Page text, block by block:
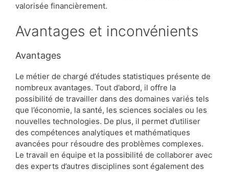
valorisée financièrement.
Avantages et inconvénients
Avantages
Le métier de chargé d’études statistiques présente de
nombreux avantages. Tout d’abord, il offre la
possibilité de travailler dans des domaines variés tels
que l’économie, la santé, les sciences sociales ou les
nouvelles technologies. De plus, il permet d’utiliser
des compétences analytiques et mathématiques
avancées pour résoudre des problèmes complexes.
Le travail en équipe et la possibilité de collaborer avec
des experts d’autres disciplines sont également des